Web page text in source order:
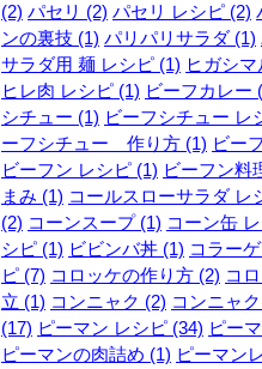
(2) パセリ (2) パセリ レシピ (2)
ンの裏技 (1) パリパリサラダ (1)
サラダ用 麺 レシピ (1) ヒガシ
ヒレ肉 レシピ (1) ビーフカレー
シチュー (1) ビーフシチュー レ
ーフシチュー 作り方 (1) ビー
ビーフン レシピ (1) ビーフン料
まみ (1) コールスローサラダ レ
(2) コーンスープ (1) コーン缶
シピ (1) ビビンバ丼 (1) コラー
ピ (7) コロッケの作り方 (2) コ
立 (1) コンニャク (2) コンニャ
(17) ピーマン レシピ (34) ピー
ピーマンの肉詰め (1) ピーマン